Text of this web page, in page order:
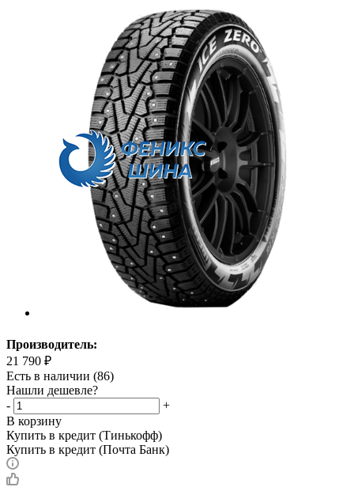
Производитель:
21 790 ₽
Есть в наличии (86)
Нашли дешевле?
-
+
В корзину
Купить в кредит (Тинькофф)
Купить в кредит (Почта Банк)